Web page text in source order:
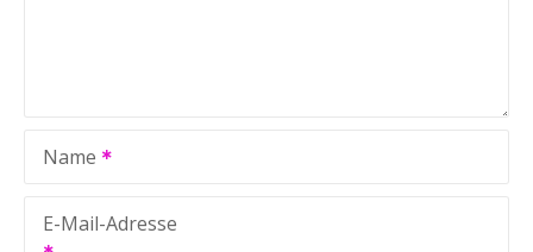
Name
E-Mail-Adresse